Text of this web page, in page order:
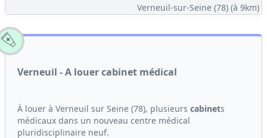
Verneuil-sur-Seine (78) (à 9km)
Verneuil - A louer cabinet médical
À louer à Verneuil sur Seine (78), plusieurs cabinets
médicaux dans un nouveau centre médical
pluridisciplinaire neuf.